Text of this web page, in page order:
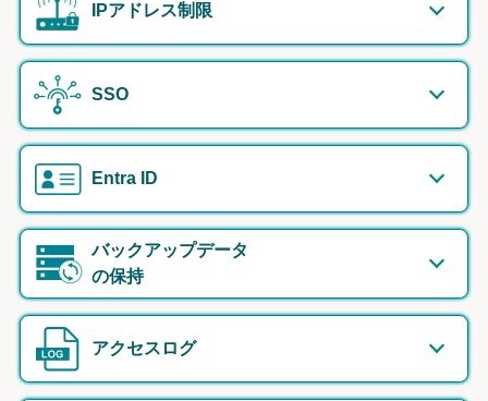
IPアドレス制限
SSO
Entra ID
バックアップデータ
の保持
アクセスログ